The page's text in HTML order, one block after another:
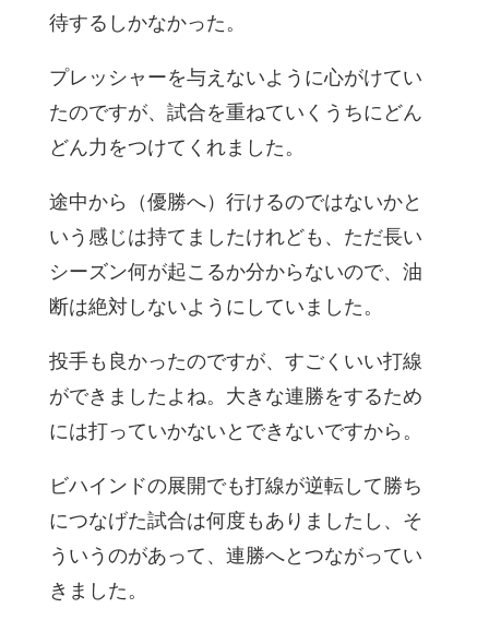
待するしかなかった。
プレッシャーを与えないように心がけてい
たのですが、試合を重ねていくうちにどん
どん力をつけてくれました。
途中から（優勝へ）行けるのではないかと
いう感じは持てましたけれども、ただ長い
シーズン何が起こるか分からないので、油
断は絶対しないようにしていました。
投手も良かったのですが、すごくいい打線
ができましたよね。大きな連勝をするため
には打っていかないとできないですから。
ビハインドの展開でも打線が逆転して勝ち
につなげた試合は何度もありましたし、そ
ういうのがあって、連勝へとつながってい
きました。